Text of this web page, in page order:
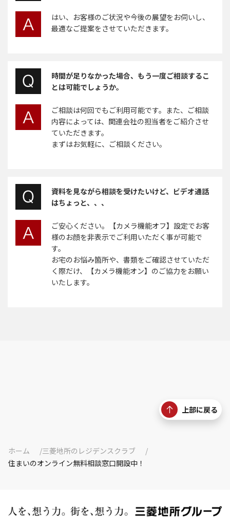
はい、お客様のご状況や今後の展望をお伺いし、
最適なご提案をさせていただきます。
時間が足りなかった場合、もう一度ご相談するこ
とは可能でしょうか。
ご相談は何回でもご利用可能です。また、ご相談
内容によっては、関連会社の担当者をご紹介させ
ていただきます。
まずはお気軽に、ご相談ください。
資料を見ながら相談を受けたいけど、ビデオ通話
はちょっと、、、
ご安心ください。【カメラ機能オフ】設定でお客
様のお顔を非表示でご利用いただく事が可能で
す。
お宅のお悩み箇所や、書類をご確認させていただ
く際だけ、【カメラ機能オン】のご協力をお願い
いたします。
上部に戻る
ホーム
三菱地所のレジデンスクラブ
住まいのオンライン無料相談窓口開設中！